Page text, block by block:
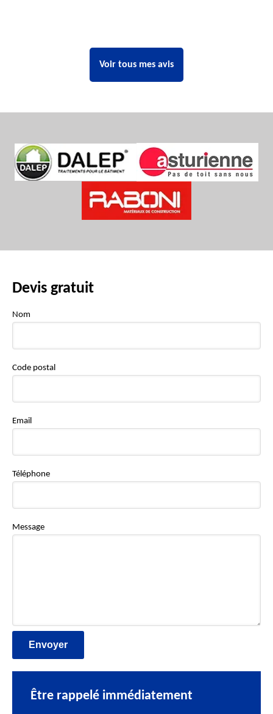
Voir tous mes avis
Devis gratuit
Nom
Code postal
Email
Téléphone
Message
Être rappelé immédiatement